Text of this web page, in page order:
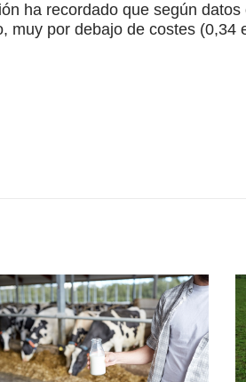
ha recordado que según
muy por debajo de costes (0,34